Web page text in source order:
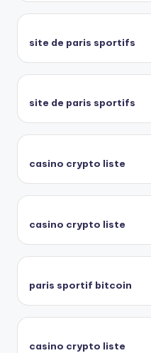
site de paris sportifs
site de paris sportifs
casino crypto liste
casino crypto liste
paris sportif bitcoin
casino crypto liste